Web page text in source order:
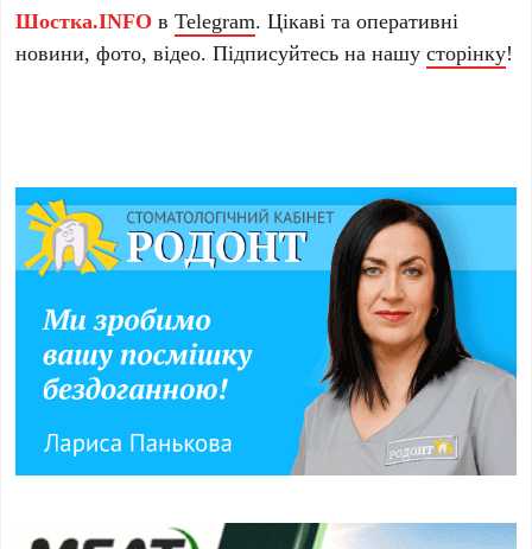
Шостка.INFO вTelegram. Цікаві та оперативні
новини, фото, відео. Підписуйтесь на нашусторінку!